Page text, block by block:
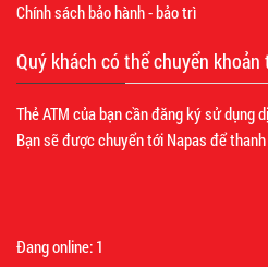
Chính sách bảo hành - bảo trì
Quý khách có thể chuyển
Thẻ ATM của bạn cần đăng ký sử dụng
Bạn sẽ được chuyển tới Napas để
Đang online: 1